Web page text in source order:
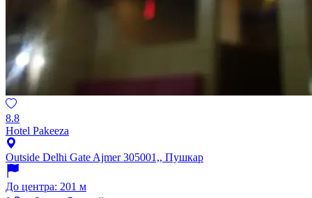
8.8
Hotel Pakeeza
Outside Delhi Gate Ajmer 305001,, Пушкар
До центра: 201 м